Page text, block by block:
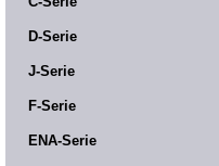
D-Serie
J-Serie
F-Serie
ENA-Serie